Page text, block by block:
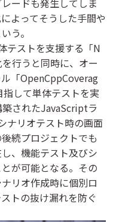
ードも発生してしま
よってそうした手間や
う。
テストを支援する「N
行うと同時に、オー
「OpenCppCoverag
して単体テストを実
されたJavaScriptラ
ナリオテスト時の画面
続プロジェクトでも
、機能テスト及びシ
が可能となる。その
リオ作成時に個別ロ
トの抜け漏れを防ぐ